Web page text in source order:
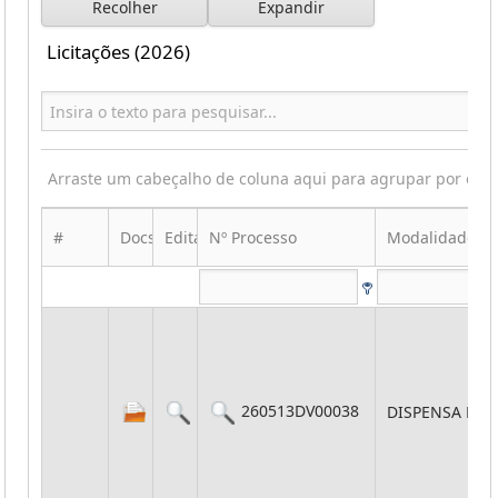
Recolher Expandir
Licitações (2026)
Arraste um cabeçalho de coluna aqui para agrupar por
# Docs Edital Nº Processo Modalidade
260513DV00038 DISPENSA